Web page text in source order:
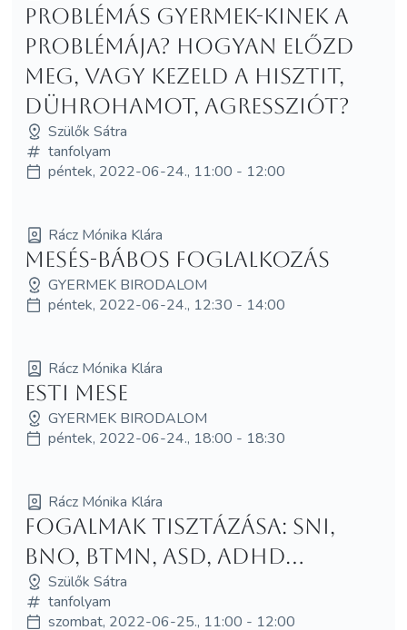
Problémás gyermek-kinek a
problémája? Hogyan előzd
meg, vagy kezeld a hisztit,
dührohamot, agressziót?
Szülők Sátra
tanfolyam
péntek, 2022-06-24., 11:00 - 12:00
Rácz Mónika Klára
Mesés-bábos foglalkozás
GYERMEK BIRODALOM
péntek, 2022-06-24., 12:30 - 14:00
Rácz Mónika Klára
Esti mese
GYERMEK BIRODALOM
péntek, 2022-06-24., 18:00 - 18:30
Rácz Mónika Klára
Fogalmak tisztázása: SNI,
BNO, BTMN, ASD, ADHD...
Szülők Sátra
tanfolyam
szombat, 2022-06-25., 11:00 - 12:00